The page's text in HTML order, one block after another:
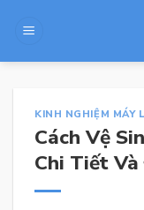
KINH NGHIỆM MÁY
Cách Vệ
Chi Tiết